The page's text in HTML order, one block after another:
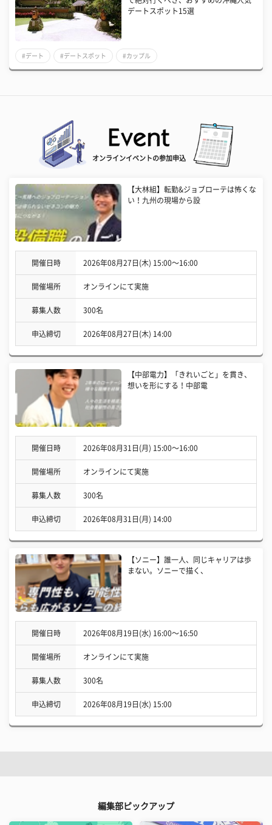
デートスポット15選
#デート #デートスポット #カップル
オンラインイベントの参加申込
【大林組】転勤&ジョブローテは怖くな
い！九州の現場から設
開催日時 2026年08月27日(木) 15:00〜16:00
開催場所 オンラインにて実施
募集人数 300名
申込締切 2026年08月27日(木) 14:00
【中部電力】「きれいごと」を貫き、
想いを形にする！中部電
開催日時 2026年08月31日(月) 15:00〜16:00
開催場所 オンラインにて実施
募集人数 300名
申込締切 2026年08月31日(月) 14:00
【ソニー】誰一人、同じキャリアは歩
まない。ソニーで描く、
開催日時 2026年08月19日(水) 16:00〜16:50
開催場所 オンラインにて実施
募集人数 300名
申込締切 2026年08月19日(水) 15:00
編集部ピックアップ